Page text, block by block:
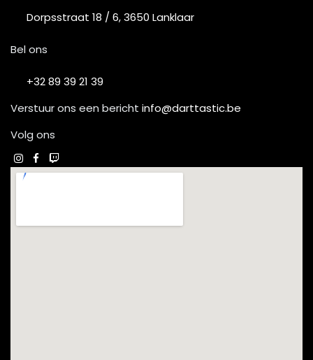
Dorpsstraat 18 / 6, 3650 Lanklaar
Bel ons
+32 89 39 21 39
Verstuur ons een bericht info@darttastic.be
Volg ons